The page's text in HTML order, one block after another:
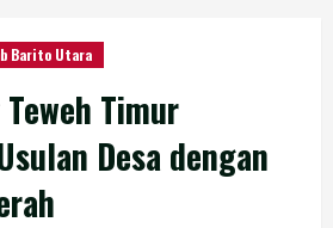
Barito Utara
Timur
Desa dengan